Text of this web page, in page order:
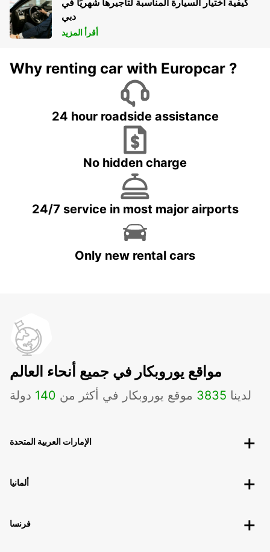
كيفية اختيار السيارة المناسبة لتأجيرها شهريًا في
دبي
أقرأ المزيد
Why renting car with Europcar ?
24 hour roadside assistance
No hidden charge
24/7 service in most major airports
Only new rental cars
مواقع يوروبكار في جميع أنحاء العالم
لدينا 3835 موقع يوروبكار في أكثر من 140 دولة
الإمارات العربية المتحدة
ألمانيا
فرنسا